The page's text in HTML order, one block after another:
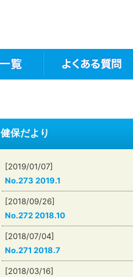
健保だより
[2019/01/07]
No.273 2019.1
[2018/09/26]
No.272 2018.10
[2018/07/04]
No.271 2018.7
[2018/03/16]